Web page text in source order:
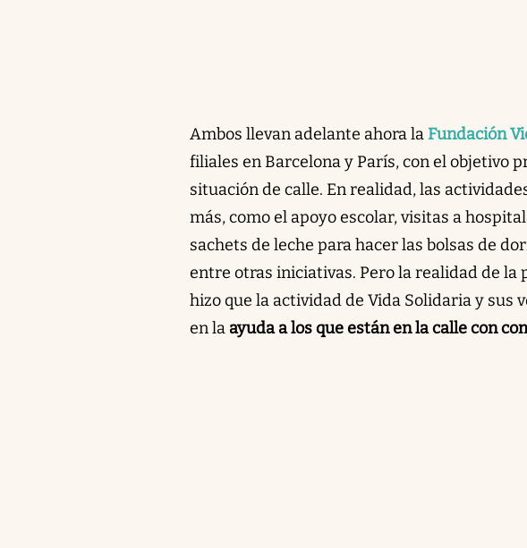
Ambos llevan adelante ahora laFundación
filiales en Barcelona y París, con el objetivo
situación de calle. En realidad, las
más, como el apoyo escolar, visitas a
sachets de leche para hacer las bolsas de
entre otras iniciativas. Pero la realidad de la
hizo que la actividad de Vida Solidaria y
en la ayuda a los que están en la calle con